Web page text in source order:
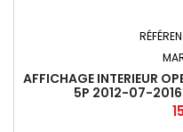
AFFICHAGE INTERIEUR
5P 2012-07-